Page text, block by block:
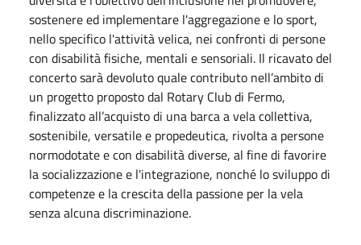
sostenere ed implementare l'aggregazione e lo sport,
nello specifico l'attività velica, nei confronti di persone
con disabilità fisiche, mentali e sensoriali. Il ricavato del
concerto sarà devoluto quale contributo nell’ambito di
un progetto proposto dal Rotary Club di Fermo,
finalizzato all’acquisto di una barca a vela collettiva,
sostenibile, versatile e propedeutica, rivolta a persone
normodotate e con disabilità diverse, al fine di favorire
la socializzazione e l'integrazione, nonché lo sviluppo di
competenze e la crescita della passione per la vela
senza alcuna discriminazione.